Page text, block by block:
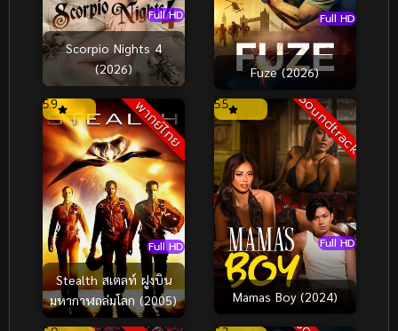
Full HD
Scorpio Nights 4
(2026)
Full HD
Fuze (2026)
พากย์ไทย
Full HD
5.9
Stealth สเตลท์ ฝูงบิน
มหากาฬถล่มโลก (2005)
Soundtrack
Full HD
5.5
Mamas Boy (2024)